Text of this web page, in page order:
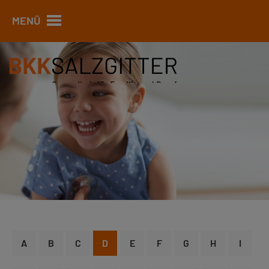
MENÜ
A B C D E F G H I